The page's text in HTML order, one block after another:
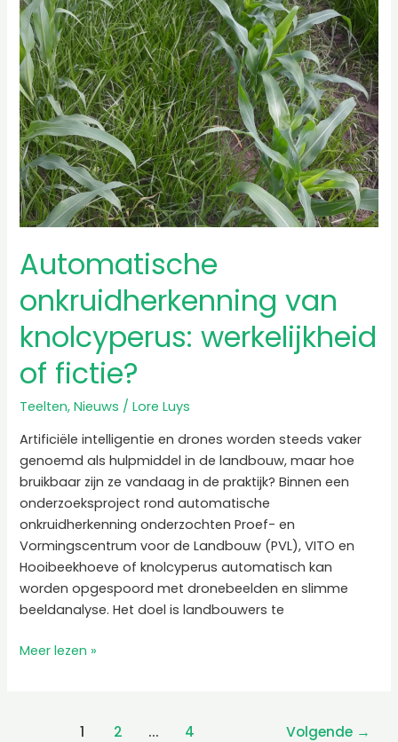
Automatische
onkruidherkenning van
knolcyperus: werkelijkheid
of fictie?
Teelten,Nieuws /Lore Luys
Artificiële intelligentie en drones worden steeds vaker
genoemd als hulpmiddel in de landbouw, maar hoe
bruikbaar zijn ze vandaag in de praktijk? Binnen een
onderzoeksproject rond automatische
onkruidherkenning onderzochten Proef- en
Vormingscentrum voor de Landbouw (PVL), VITO en
Hooibeekhoeve of knolcyperus automatisch kan
worden opgespoord met dronebeelden en slimme
beeldanalyse. Het doel is landbouwers te
of
fictie?
Meer lezen »
1 2 ... 4 Volgende →